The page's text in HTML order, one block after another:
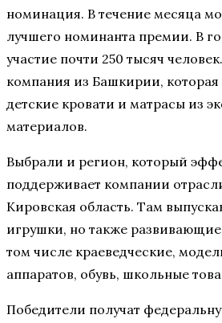
номинация. В течение месяца
лучшего номинанта премии. В
участие почти 250 тысяч
компания из Башкирии, которая
детские кровати и матрасы из
материалов.
Выбрали и регион, который
поддерживает компании
Кировская область. Там
игрушки, но также
том числе краеведческие,
аппаратов, обувь, школьные
Победители получат